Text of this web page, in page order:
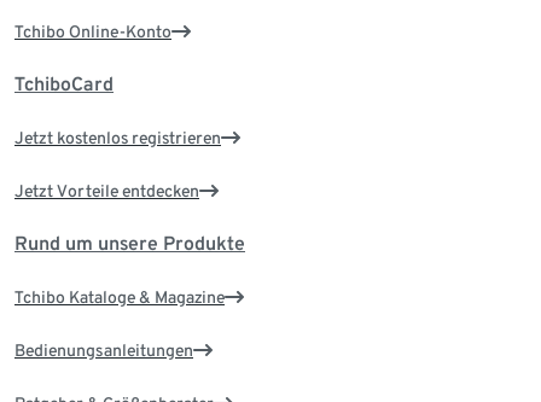
Tchibo Online-Konto
TchiboCard
Jetzt kostenlos registrieren
Jetzt Vorteile entdecken
Rund um unsere Produkte
Tchibo Kataloge & Magazine
Bedienungsanleitungen